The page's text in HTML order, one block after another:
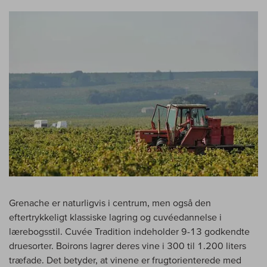
Grenache er naturligvis i centrum, men også den
eftertrykkeligt klassiske lagring og cuvéedannelse i
lærebogsstil. Cuvée Tradition indeholder 9-13 godkendte
druesorter. Boirons lagrer deres vine i 300 til 1.200 liters
træfade. Det betyder, at vinene er frugtorienterede med